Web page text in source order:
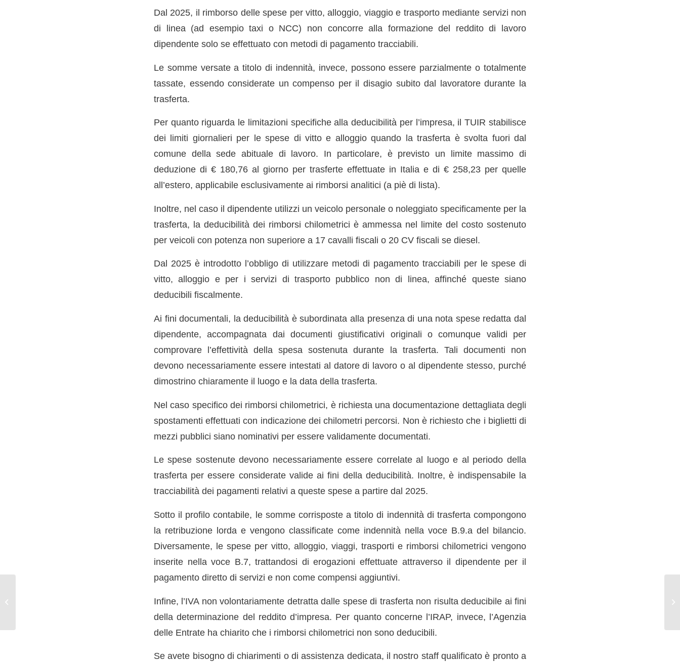
Dal 2025, il rimborso delle spese per vitto, alloggio, viaggio e trasporto mediante servizi non
di linea (ad esempio taxi o NCC) non concorre alla formazione del reddito di lavoro
dipendente solo se effettuato con metodi di pagamento tracciabili.
Le somme versate a titolo di indennità, invece, possono essere parzialmente o totalmente
tassate, essendo considerate un compenso per il disagio subito dal lavoratore durante la
trasferta.
Per quanto riguarda le limitazioni specifiche alla deducibilità per l’impresa, il TUIR stabilisce
dei limiti giornalieri per le spese di vitto e alloggio quando la trasferta è svolta fuori dal
comune della sede abituale di lavoro. In particolare, è previsto un limite massimo di
deduzione di € 180,76 al giorno per trasferte effettuate in Italia e di € 258,23 per quelle
all’estero, applicabile esclusivamente ai rimborsi analitici (a piè di lista).
Inoltre, nel caso il dipendente utilizzi un veicolo personale o noleggiato specificamente per la
trasferta, la deducibilità dei rimborsi chilometrici è ammessa nel limite del costo sostenuto
per veicoli con potenza non superiore a 17 cavalli fiscali o 20 CV fiscali se diesel.
Dal 2025 è introdotto l’obbligo di utilizzare metodi di pagamento tracciabili per le spese di
vitto, alloggio e per i servizi di trasporto pubblico non di linea, affinché queste siano
deducibili fiscalmente.
Ai fini documentali, la deducibilità è subordinata alla presenza di una nota spese redatta dal
dipendente, accompagnata dai documenti giustificativi originali o comunque validi per
comprovare l’effettività della spesa sostenuta durante la trasferta. Tali documenti non
devono necessariamente essere intestati al datore di lavoro o al dipendente stesso, purché
dimostrino chiaramente il luogo e la data della trasferta.
Nel caso specifico dei rimborsi chilometrici, è richiesta una documentazione dettagliata degli
spostamenti effettuati con indicazione dei chilometri percorsi. Non è richiesto che i biglietti di
mezzi pubblici siano nominativi per essere validamente documentati.
Le spese sostenute devono necessariamente essere correlate al luogo e al periodo della
trasferta per essere considerate valide ai fini della deducibilità. Inoltre, è indispensabile la
tracciabilità dei pagamenti relativi a queste spese a partire dal 2025.
Sotto il profilo contabile, le somme corrisposte a titolo di indennità di trasferta compongono
la retribuzione lorda e vengono classificate come indennità nella voce B.9.a del bilancio.
Diversamente, le spese per vitto, alloggio, viaggi, trasporti e rimborsi chilometrici vengono
inserite nella voce B.7, trattandosi di erogazioni effettuate attraverso il dipendente per il
pagamento diretto di servizi e non come compensi aggiuntivi.
Infine, l’IVA non volontariamente detratta dalle spese di trasferta non risulta deducibile ai fini
della determinazione del reddito d’impresa. Per quanto concerne l’IRAP, invece, l’Agenzia
delle Entrate ha chiarito che i rimborsi chilometrici non sono deducibili.
Se avete bisogno di chiarimenti o di assistenza dedicata, il nostro staff qualificato è pronto a